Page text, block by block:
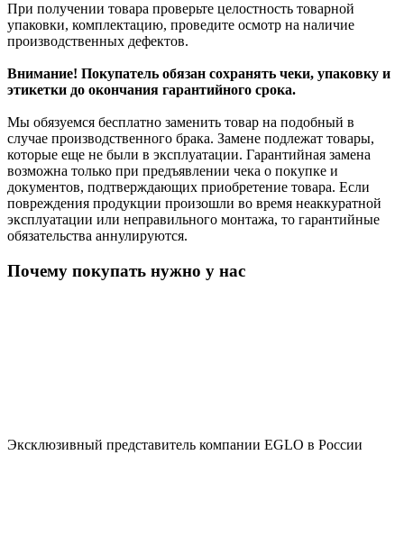
При получении товара проверьте целостность товарной
упаковки, комплектацию, проведите осмотр на наличие
производственных дефектов.
Внимание! Покупатель обязан сохранять чеки, упаковку и
этикетки до окончания гарантийного срока.
Мы обязуемся бесплатно заменить товар на подобный в
случае производственного брака. Замене подлежат товары,
которые еще не были в эксплуатации. Гарантийная замена
возможна только при предъявлении чека о покупке и
документов, подтверждающих приобретение товара. Если
повреждения продукции произошли во время неаккуратной
эксплуатации или неправильного монтажа, то гарантийные
обязательства аннулируются.
Почему покупать нужно у нас
Эксклюзивный представитель компании EGLO в России